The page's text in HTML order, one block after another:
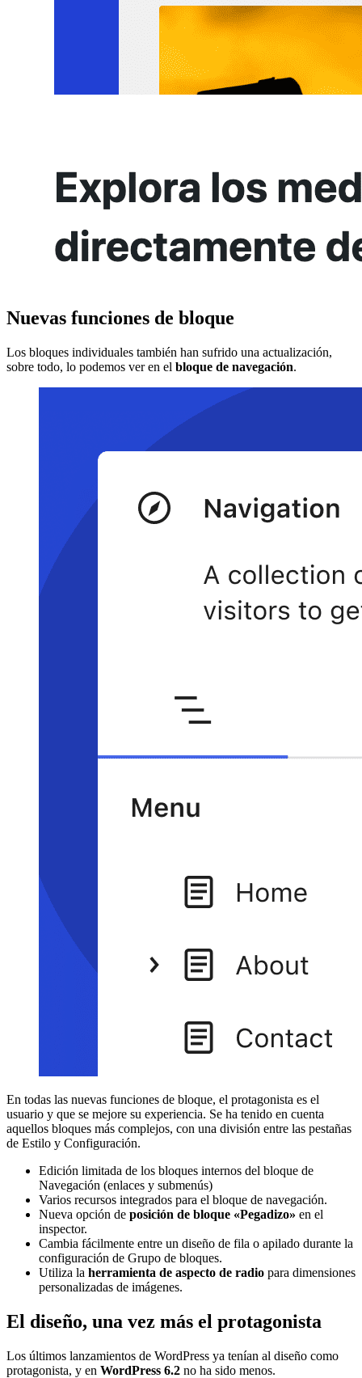
Nuevas funciones de bloque
Los bloques individuales también han sufrido una actualización,
sobre todo, lo podemos ver en el bloque de navegación.
En todas las nuevas funciones de bloque, el protagonista es el
usuario y que se mejore su experiencia. Se ha tenido en cuenta
aquellos bloques más complejos, con una división entre las pestañas
de Estilo y Configuración.
Edición limitada de los bloques internos del bloque de
Navegación (enlaces y submenús)
Varios recursos integrados para el bloque de navegación.
Nueva opción de posición de bloque «Pegadizo» en el
inspector.
Cambia fácilmente entre un diseño de fila o apilado durante la
configuración de Grupo de bloques.
Utiliza la herramienta de aspecto de radio para dimensiones
personalizadas de imágenes.
El diseño, una vez más el protagonista
Los últimos lanzamientos de WordPress ya tenían al diseño como
protagonista, y en WordPress 6.2 no ha sido menos.